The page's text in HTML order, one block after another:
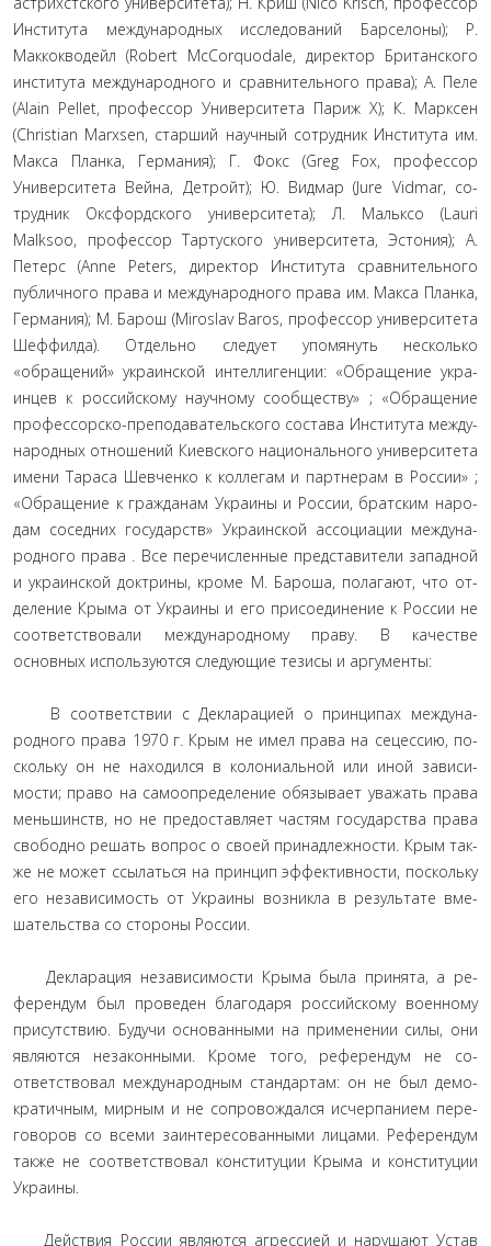
Института международных исследований Барселоны); Р.
Маккокводейл (Robert McCorquodale, директор Британского
института международного и сравнительного права); А. Пеле
(Alain Pellet, профессор Университета Париж X); К. Марксен
(Christian Marxsen, старший научный сотрудник Института им.
Макса Планка, Германия); Г. Фокс (Greg Fox, профессор
Университета Вейна, Детройт); Ю. Видмар (Jure Vidmar, со­
трудник Оксфордского университета); Л. Мальксо (Lauri
Malksoo, профессор Тартуского университета, Эстония); А.
Петерс (Anne Peters, директор Института сравнительного
публичного права и международного права им. Макса План­ка,
Германия); М. Барош (Miroslav Baros, профессор универ­ситета
Шеффилда). Отдельно следует упомянуть несколько
«обращений» украинской интеллигенции: «Обращение укра­
инцев к российскому научному сообществу» ; «Обращение
профессорско-преподавательского состава Института между­
народных отношений Киевского национального университета
имени Тараса Шевченко к коллегам и партнерам в России» ;
«Обращение к гражданам Украины и России, братским наро­
дам соседних государств» Украинской ассоциации междуна­
родного права . Все перечисленные представители западной
и украинской доктрины, кроме М. Бароша, полагают, что от­
деление Крыма от Украины и его присоединение к России не
соответствовали международному праву. В качестве
основных используются следующие тезисы и аргументы:
В соответствии с Декларацией о принципах междуна­
родного права 1970 г. Крым не имел права на сецессию, по­
скольку он не находился в колониальной или иной зависи­
мости; право на самоопределение обязывает уважать права
меньшинств, но не предоставляет частям государства права
свободно решать вопрос о своей принадлежности. Крым так­
же не может ссылаться на принцип эффективности, посколь­ку
его независимость от Украины возникла в результате вме­
шательства со стороны России.
Декларация независимости Крыма была принята, а ре­
ферендум был проведен благодаря российскому военному
присутствию. Будучи основанными на применении силы, они
являются незаконными. Кроме того, референдум не со­
ответствовал международным стандартам: он не был демо­
кратичным, мирным и не сопровождался исчерпанием пере­
говоров со всеми заинтересованными лицами. Референдум
также не соответствовал конституции Крыма и конституции
Украины.
Действия России являются агрессией и нарушают Устав